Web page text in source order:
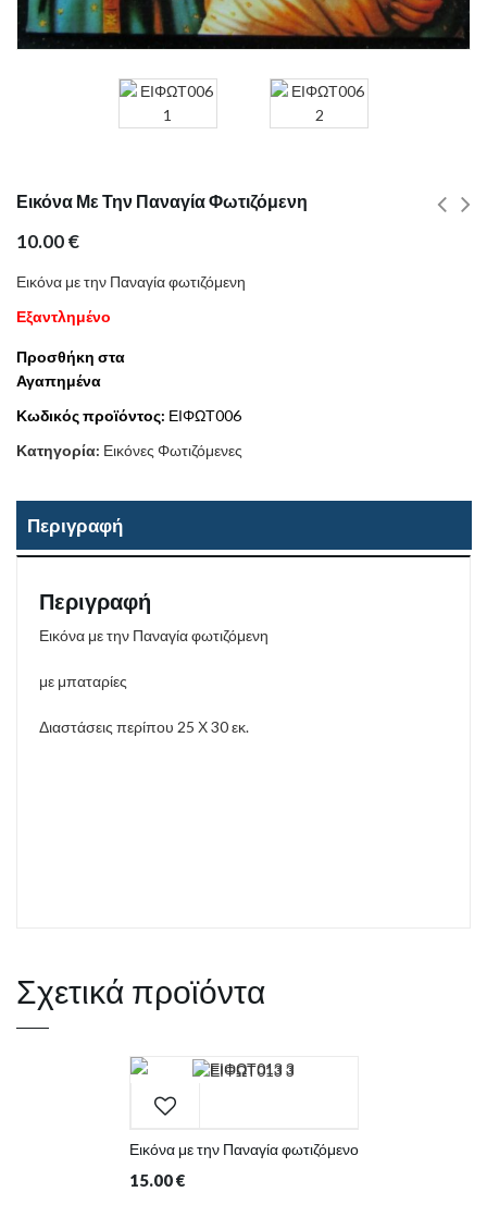
Εικόνα Με Την Παναγία Φωτιζόμενη
10.00€
Εικόνα με την Παναγία φωτιζόμενη
Εξαντλημένο
Προσθήκη στα
Αγαπημένα
Κωδικός προϊόντος: ΕΙΦΩΤ006
Κατηγορία: Εικόνες Φωτιζόμενες
Περιγραφή
Περιγραφή
Εικόνα με την Παναγία φωτιζόμενη
με μπαταρίες
Διαστάσεις περίπου 25 Χ 30 εκ.
Σχετικά προϊόντα
Εικόνα με την Παναγία φωτιζόμενο
15.00€